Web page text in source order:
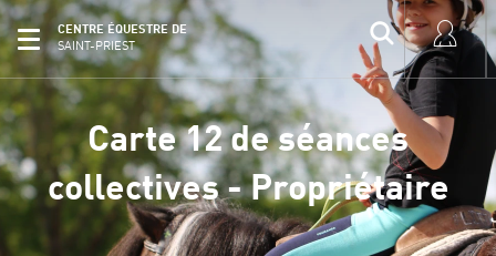
CENTRE ÉQUESTRE DE
SAINT-PRIEST
Carte 12 de séances
collectives - Propriétaire